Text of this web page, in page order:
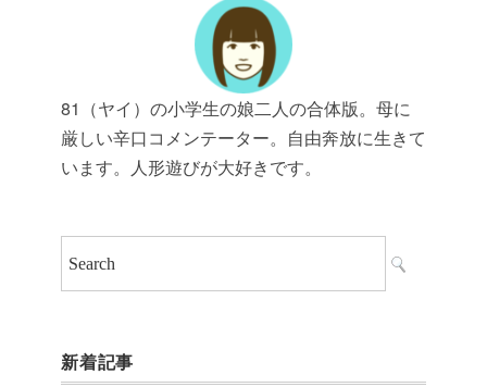
81（ヤイ）の小学生の娘二人の合体版。母に
厳しい辛口コメンテーター。自由奔放に生きて
います。人形遊びが大好きです。
新着記事